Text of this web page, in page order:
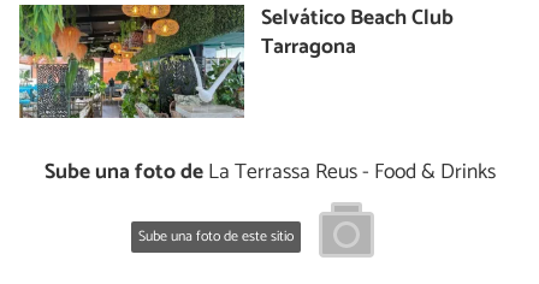
Selvático Beach Club
Tarragona
Sube una foto deLa Terrassa Reus - Food & Drinks
Sube una foto de este sitio